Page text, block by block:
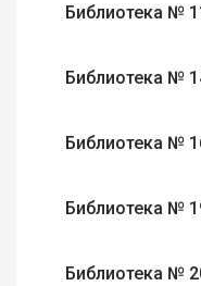
Библиотека №
Библиотека №
Библиотека №
Библиотека №
Библиотека №